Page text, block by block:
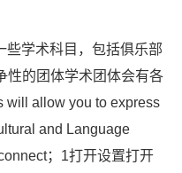
些学术科目，包括俱乐部
性的团体学术团体会有各
will allow you to express
and Language
；1打开设置打开